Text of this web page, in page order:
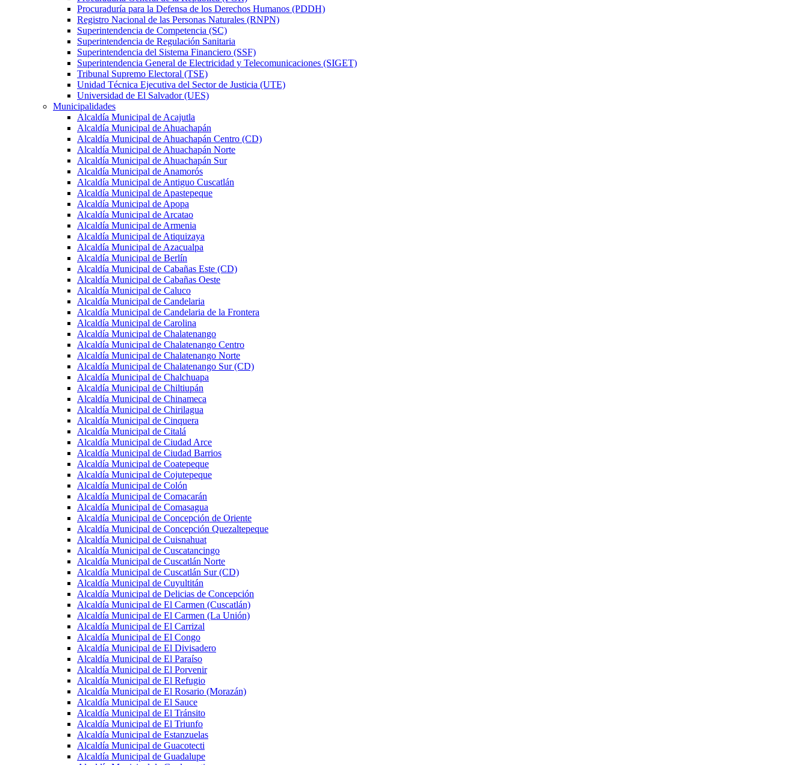
Procuraduría para la Defensa de los Derechos Humanos (PDDH)
Registro Nacional de las Personas Naturales (RNPN)
Superintendencia de Competencia (SC)
Superintendencia de Regulación Sanitaria
Superintendencia del Sistema Financiero (SSF)
Superintendencia General de Electricidad y Telecomunicaciones (SIGET)
Tribunal Supremo Electoral (TSE)
Unidad Técnica Ejecutiva del Sector de Justicia (UTE)
Universidad de El Salvador (UES)
Municipalidades
Alcaldía Municipal de Acajutla
Alcaldía Municipal de Ahuachapán
Alcaldía Municipal de Ahuachapán Centro (CD)
Alcaldía Municipal de Ahuachapán Norte
Alcaldía Municipal de Ahuachapán Sur
Alcaldía Municipal de Anamorós
Alcaldía Municipal de Antiguo Cuscatlán
Alcaldía Municipal de Apastepeque
Alcaldía Municipal de Apopa
Alcaldía Municipal de Arcatao
Alcaldía Municipal de Armenia
Alcaldía Municipal de Atiquizaya
Alcaldía Municipal de Azacualpa
Alcaldía Municipal de Berlín
Alcaldía Municipal de Cabañas Este (CD)
Alcaldía Municipal de Cabañas Oeste
Alcaldía Municipal de Caluco
Alcaldía Municipal de Candelaria
Alcaldía Municipal de Candelaria de la Frontera
Alcaldía Municipal de Carolina
Alcaldía Municipal de Chalatenango
Alcaldía Municipal de Chalatenango Centro
Alcaldía Municipal de Chalatenango Norte
Alcaldía Municipal de Chalatenango Sur (CD)
Alcaldía Municipal de Chalchuapa
Alcaldía Municipal de Chiltiupán
Alcaldía Municipal de Chinameca
Alcaldía Municipal de Chirilagua
Alcaldía Municipal de Cinquera
Alcaldía Municipal de Citalá
Alcaldía Municipal de Ciudad Arce
Alcaldía Municipal de Ciudad Barrios
Alcaldía Municipal de Coatepeque
Alcaldía Municipal de Cojutepeque
Alcaldía Municipal de Colón
Alcaldía Municipal de Comacarán
Alcaldía Municipal de Comasagua
Alcaldía Municipal de Concepción de Oriente
Alcaldía Municipal de Concepción Quezaltepeque
Alcaldía Municipal de Cuisnahuat
Alcaldía Municipal de Cuscatancingo
Alcaldía Municipal de Cuscatlán Norte
Alcaldía Municipal de Cuscatlán Sur (CD)
Alcaldía Municipal de Cuyultitán
Alcaldía Municipal de Delicias de Concepción
Alcaldía Municipal de El Carmen (Cuscatlán)
Alcaldía Municipal de El Carmen (La Unión)
Alcaldía Municipal de El Carrizal
Alcaldía Municipal de El Congo
Alcaldía Municipal de El Divisadero
Alcaldía Municipal de El Paraíso
Alcaldía Municipal de El Porvenir
Alcaldía Municipal de El Refugio
Alcaldía Municipal de El Rosario (Morazán)
Alcaldía Municipal de El Sauce
Alcaldía Municipal de El Tránsito
Alcaldía Municipal de El Triunfo
Alcaldía Municipal de Estanzuelas
Alcaldía Municipal de Guacotecti
Alcaldía Municipal de Guadalupe